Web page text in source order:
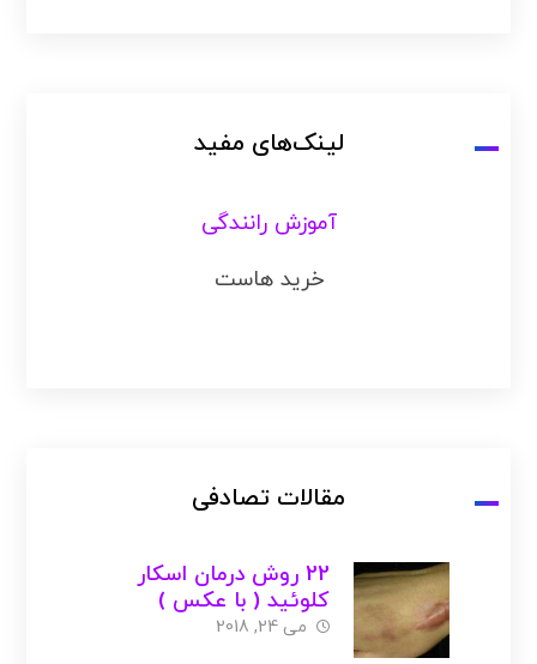
لینک‌های مفید
آموزش رانندگی
خرید هاست
مقالات تصادفی
22 روش درمان اسکار
کلوئید ( با عکس )
می 24, 2018